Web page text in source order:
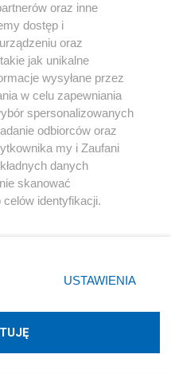
Instagram Youtube
W3media.pl
oraz inne
dostęp i
oraz
jak unikalne
wysyłane przez
w celu zapewniania
spersonalizowanych
odbiorców oraz
my i Zaufani
danych
skanować
identyfikacji.
ustawień prywatności
rogu strony
wymagają zgody
się takiemu
USTAWIENIA